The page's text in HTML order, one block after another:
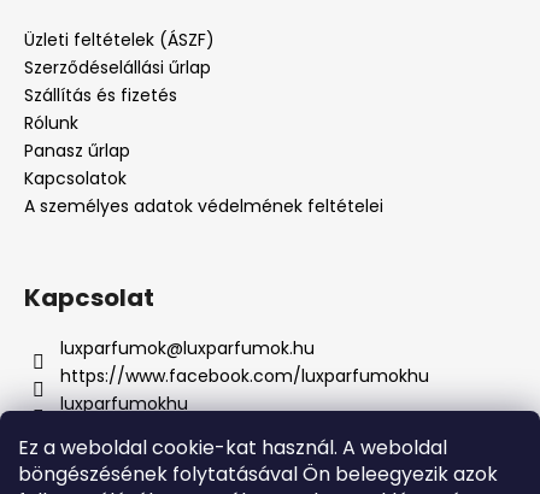
Ez a weboldal cookie-kat használ. A weboldal
böngészésének folytatásával Ön beleegyezik azok
Üzleti feltételek (ÁSZF)
Szerződéselállási űrlap
Szállítás és fizetés
Rólunk
Panasz űrlap
Kapcsolatok
A személyes adatok védelmének feltételei
Kapcsolat
luxparfumok@luxparfumok.hu
https://www.facebook.com/luxparfumokhu
luxparfumokhu